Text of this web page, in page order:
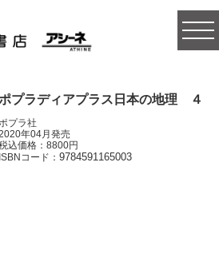
プラディアプラス日本の地理 ４
プラ社
年04月発売
込価格：8800円
ISBNコード：9784591165003